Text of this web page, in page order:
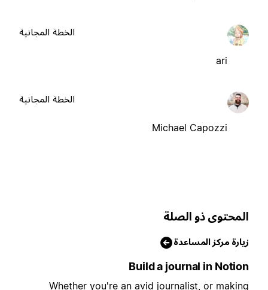
الخطة المجانية
Michael Capozzi
الخطة المجانية
ذو الصلة
مركز المساعدة
Build a journal in
Whether you're an avid journalist, or